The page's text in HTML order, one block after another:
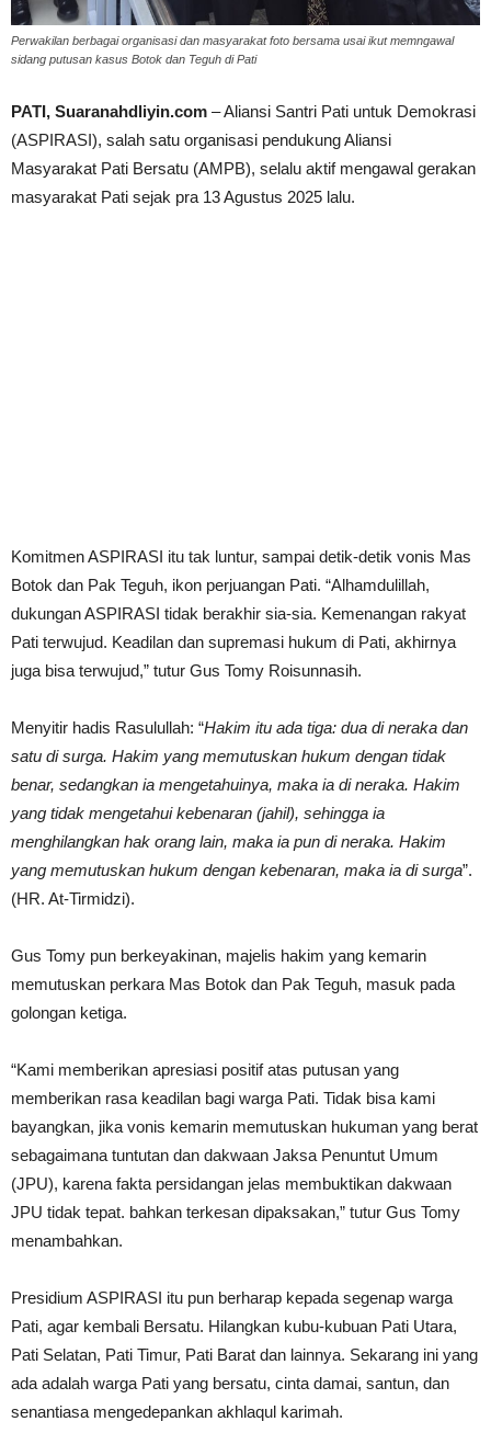
Perwakilan berbagai organisasi dan masyarakat foto bersama usai ikut memngawal
sidang putusan kasus Botok dan Teguh di Pati
PATI, Suaranahdliyin.com – Aliansi Santri Pati untuk Demokrasi
(ASPIRASI), salah satu organisasi pendukung Aliansi
Masyarakat Pati Bersatu (AMPB), selalu aktif mengawal gerakan
masyarakat Pati sejak pra 13 Agustus 2025 lalu.
Komitmen ASPIRASI itu tak luntur, sampai detik-detik vonis Mas
Botok dan Pak Teguh, ikon perjuangan Pati. “Alhamdulillah,
dukungan ASPIRASI tidak berakhir sia-sia. Kemenangan rakyat
Pati terwujud. Keadilan dan supremasi hukum di Pati, akhirnya
juga bisa terwujud,” tutur Gus Tomy Roisunnasih.
Menyitir hadis Rasulullah: “Hakim itu ada tiga: dua di neraka dan
satu di surga. Hakim yang memutuskan hukum dengan tidak
benar, sedangkan ia mengetahuinya, maka ia di neraka. Hakim
yang tidak mengetahui kebenaran (jahil), sehingga ia
menghilangkan hak orang lain, maka ia pun di neraka. Hakim
yang memutuskan hukum dengan kebenaran, maka ia di surga”.
(HR. At-Tirmidzi).
Gus Tomy pun berkeyakinan, majelis hakim yang kemarin
memutuskan perkara Mas Botok dan Pak Teguh, masuk pada
golongan ketiga.
“Kami memberikan apresiasi positif atas putusan yang
memberikan rasa keadilan bagi warga Pati. Tidak bisa kami
bayangkan, jika vonis kemarin memutuskan hukuman yang berat
sebagaimana tuntutan dan dakwaan Jaksa Penuntut Umum
(JPU), karena fakta persidangan jelas membuktikan dakwaan
JPU tidak tepat. bahkan terkesan dipaksakan,” tutur Gus Tomy
menambahkan.
Presidium ASPIRASI itu pun berharap kepada segenap warga
Pati, agar kembali Bersatu. Hilangkan kubu-kubuan Pati Utara,
Pati Selatan, Pati Timur, Pati Barat dan lainnya. Sekarang ini yang
ada adalah warga Pati yang bersatu, cinta damai, santun, dan
senantiasa mengedepankan akhlaqul karimah.